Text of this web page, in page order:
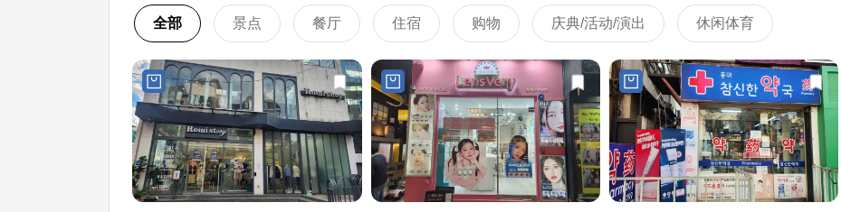
全部 景点 餐厅 住宿 购物 庆典/活动/演出 休闲体育